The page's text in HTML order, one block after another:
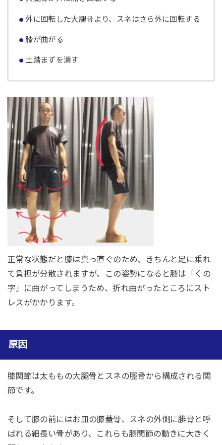
外に回転した大腿骨より、スネはさら外に回転する
膝が曲がる
土踏まずを潰す
正常な状態だと膝は真っ直ぐのため、きちんと足に乗れ
て負担が分散されますが、この姿勢になると膝は「くの
字」に曲がってしまうため、折れ曲がったところにスト
レスがかかります。
原因
膝関節は太ももの大腿骨とスネの脛骨から構成される関
節です。
そして膝の前にはお皿の膝蓋骨、スネの外側に腓骨と呼
ばれる細長い骨があり、これらも膝関節の動きに大きく